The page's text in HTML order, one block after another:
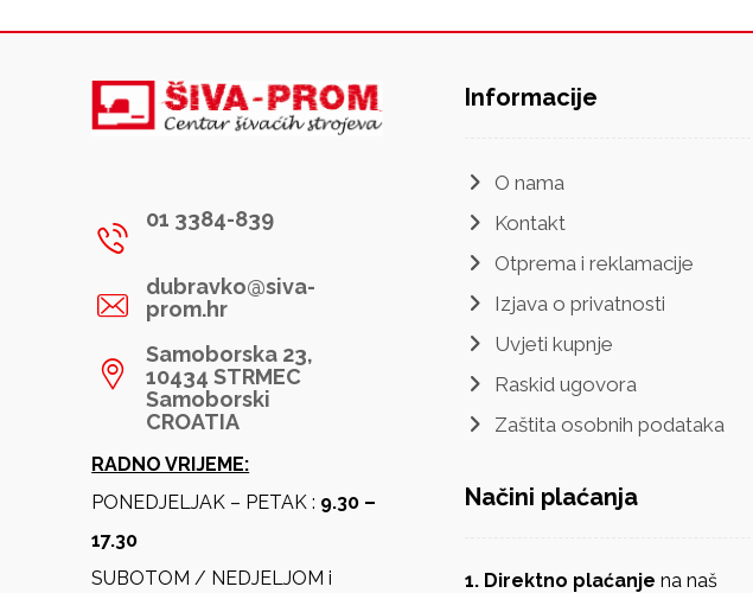
01 3384-839
dubravko@siva-
prom.hr
Samoborska 23,
10434 STRMEC
Samoborski
CROATIA
RADNO VRIJEME:
PONEDJELJAK – PETAK : 9.30 –
17.30
SUBOTOM / NEDJELJOM i
Informacije
O nama
Kontakt
Otprema i reklamacije
Izjava o privatnosti
Uvjeti kupnje
Raskid ugovora
Zaštita osobnih podataka
Načini plaćanja
1. Direktno plaćanje na naš